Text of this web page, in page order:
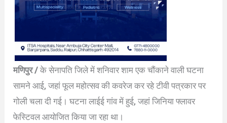
मणिपुर / के सेनापति जिले में शनिवार शाम एक चौंकाने वाली घटना
सामने आई, जहां फूल महोत्सव की कवरेज कर रहे टीवी पत्रकार पर
गोली चला दी गई। घटना लाईई गांव में हुई, जहां जिनिया फ्लावर
फेस्टिवल आयोजित किया जा रहा था।